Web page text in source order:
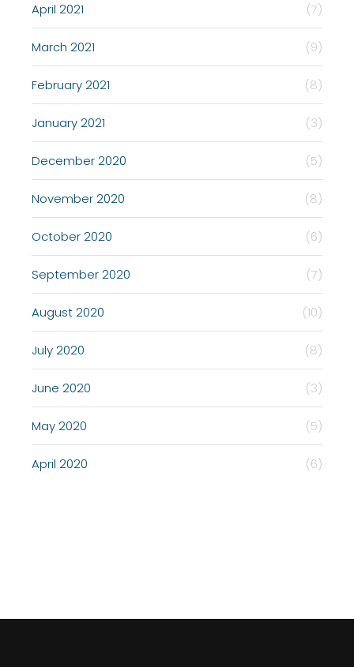
April 2021 (7)
March 2021 (9)
February 2021 (8)
January 2021 (3)
December 2020 (5)
November 2020 (8)
October 2020 (6)
September 2020 (7)
August 2020 (10)
July 2020 (8)
June 2020 (3)
May 2020 (5)
April 2020 (6)